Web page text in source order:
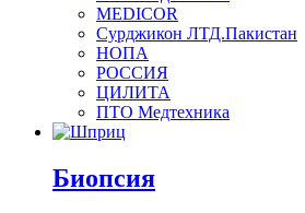
MEDICOR
Сурджикон ЛТД.Пакистан
НОПА
РОССИЯ
ЦИЛИТА
ПТО Медтехника
Биопсия